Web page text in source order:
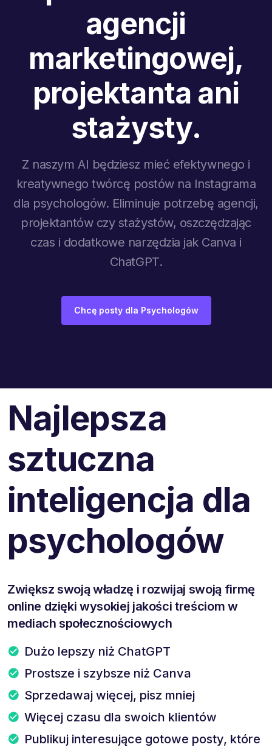
agencji
marketingowej,
projektanta ani
stażysty.
Z naszym AI będziesz mieć efektywnego i
kreatywnego twórcę postów na Instagrama
dla psychologów. Eliminuje potrzebę agencji,
projektantów czy stażystów, oszczędzając
czas i dodatkowe narzędzia jak Canva i
ChatGPT.
Chcę posty dla Psychologów
Najlepsza
sztuczna
inteligencja dla
psychologów
Zwiększ swoją władzę i rozwijaj swoją firmę
online dzięki wysokiej jakości treściom w
mediach społecznościowych
Dużo lepszy niż ChatGPT
Prostsze i szybsze niż Canva
Sprzedawaj więcej, pisz mniej
Więcej czasu dla swoich klientów
Publikuj interesujące gotowe posty, które